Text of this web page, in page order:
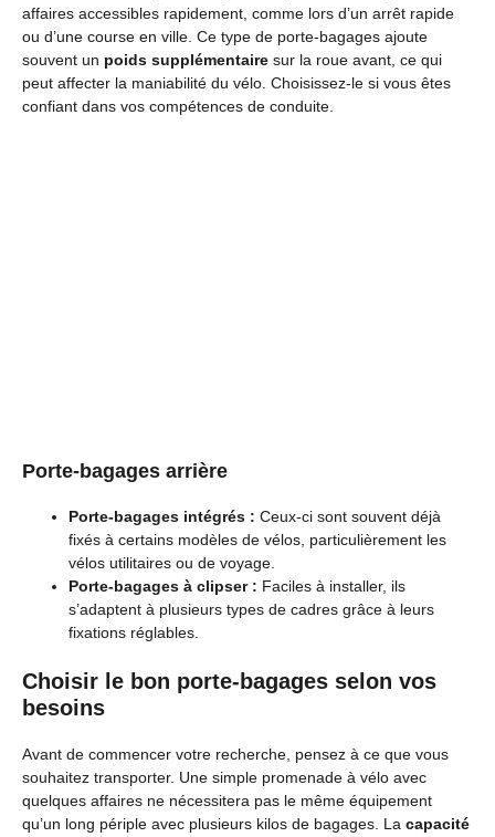
affaires accessibles rapidement, comme lors d’un arrêt rapide
ou d’une course en ville. Ce type de porte-bagages ajoute
souvent un poids supplémentaire sur la roue avant, ce qui
peut affecter la maniabilité du vélo. Choisissez-le si vous êtes
confiant dans vos compétences de conduite.
Porte-bagages arrière
Porte-bagages intégrés : Ceux-ci sont souvent déjà
fixés à certains modèles de vélos, particulièrement les
vélos utilitaires ou de voyage.
Porte-bagages à clipser : Faciles à installer, ils
s’adaptent à plusieurs types de cadres grâce à leurs
fixations réglables.
Choisir le bon porte-bagages selon vos
besoins
Avant de commencer votre recherche, pensez à ce que vous
souhaitez transporter. Une simple promenade à vélo avec
quelques affaires ne nécessitera pas le même équipement
qu’un long périple avec plusieurs kilos de bagages. La capacité